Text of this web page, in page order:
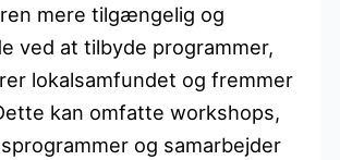
mere tilgængelig og
ved at tilbyde programmer,
lokalsamfundet og fremmer
kan omfatte workshops,
og samarbejder